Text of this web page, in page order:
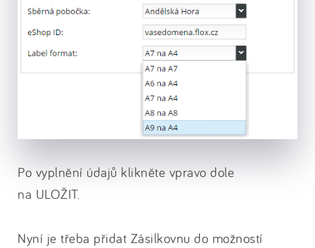
Po vyplnění údajů klikněte vpravo dole
na ULOŽIT.
Nyní je třeba přidat Zásilkovnu do možností